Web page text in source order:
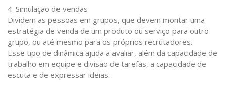
4. Simulação de vendas
Dividem as pessoas em grupos, que devem montar uma
estratégia de venda de um produto ou serviço para outro
grupo, ou até mesmo para os próprios recrutadores.
Esse tipo de dinâmica ajuda a avaliar, além da capacidade de
trabalho em equipe e divisão de tarefas, a capacidade de
escuta e de expressar ideias.